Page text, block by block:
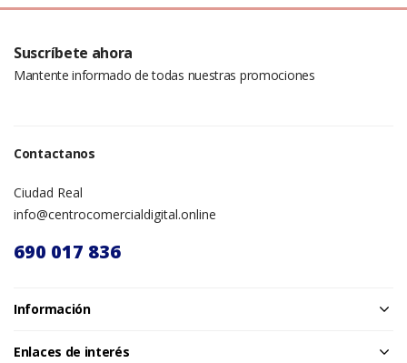
Suscríbete ahora
Mantente informado de todas nuestras promociones
Contactanos
Ciudad Real
info@centrocomercialdigital.online
690 017 836
Información
Enlaces de interés